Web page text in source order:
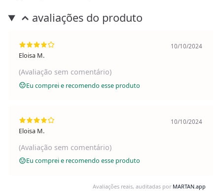
avaliações do produto
Eloisa M.
10/10/2024
(Avaliação sem comentário)
Eu comprei e recomendo esse produto
Eloisa M.
10/10/2024
(Avaliação sem comentário)
Eu comprei e recomendo esse produto
Avaliações reais, auditadas por MARTAN.app